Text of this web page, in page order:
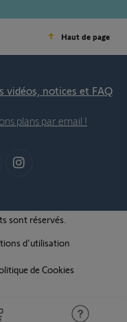
Haut de page
vidéos, notices et FAQ
plans par email !
sont réservés.
d'utilisation
de Cookies